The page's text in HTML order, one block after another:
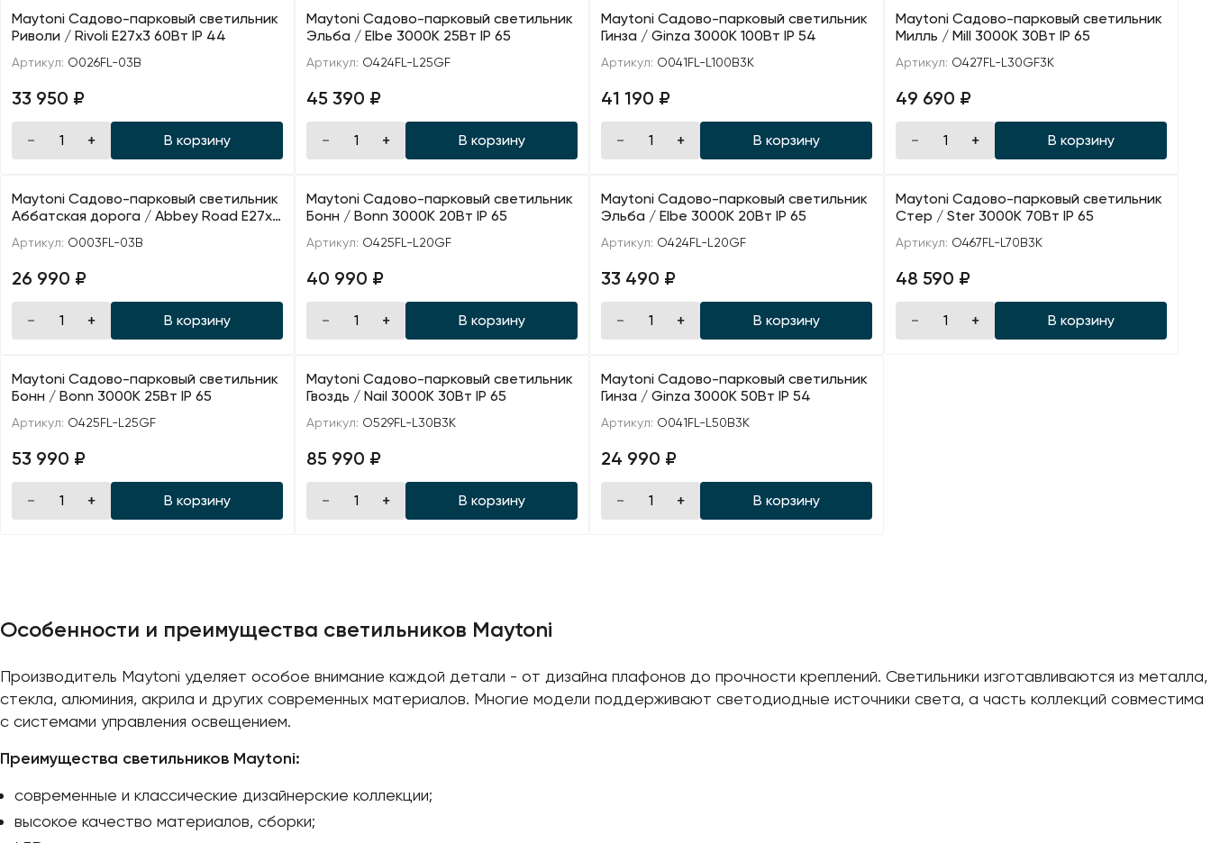
Maytoni Садово-парковый светильник
Риволи / Rivoli E27х3 60Вт IP 44
Артикул: O026FL-03B
33 950 ₽
В корзину
Maytoni Садово-парковый светильник
Эльба / Elbe 3000К 25Вт IP 65
Артикул: O424FL-L25GF
45 390 ₽
В корзину
Maytoni Садово-парковый светильник
Гинза / Ginza 3000К 100Вт IP 54
Артикул: O041FL-L100B3K
41 190 ₽
В корзину
Maytoni Садово-парковый светильник
Милль / Mill 3000K 30Вт IP 65
Артикул: O427FL-L30GF3K
49 690 ₽
В корзину
Maytoni Садово-парковый светильник
Аббатская дорога / Abbey Road E27х3
Артикул: O003FL-03B
26 990 ₽
В корзину
Maytoni Садово-парковый светильник
Бонн / Bonn 3000К 20Вт IP 65
Артикул: O425FL-L20GF
40 990 ₽
В корзину
Maytoni Садово-парковый светильник
Эльба / Elbe 3000К 20Вт IP 65
Артикул: O424FL-L20GF
33 490 ₽
В корзину
Maytoni Садово-парковый светильник
Стер / Ster 3000К 70Вт IP 65
Артикул: O467FL-L70B3K
48 590 ₽
В корзину
Maytoni Садово-парковый светильник
Бонн / Bonn 3000К 25Вт IP 65
Артикул: O425FL-L25GF
53 990 ₽
В корзину
Maytoni Садово-парковый светильник
Гвоздь / Nail 3000K 30Вт IP 65
Артикул: O529FL-L30B3K
85 990 ₽
В корзину
Maytoni Садово-парковый светильник
Гинза / Ginza 3000К 50Вт IP 54
Артикул: O041FL-L50B3K
24 990 ₽
В корзину
Особенности и преимущества светильников Maytoni
Производитель Maytoni уделяет особое внимание каждой детали - от дизайна плафонов до прочности креплений. Светильники изготавливаются из металла,
стекла, алюминия, акрила и других современных материалов. Многие модели поддерживают светодиодные источники света, а часть коллекций совместима
с системами управления освещением.
Преимущества светильников Maytoni:
современные и классические дизайнерские коллекции;
высокое качество материалов, сборки;